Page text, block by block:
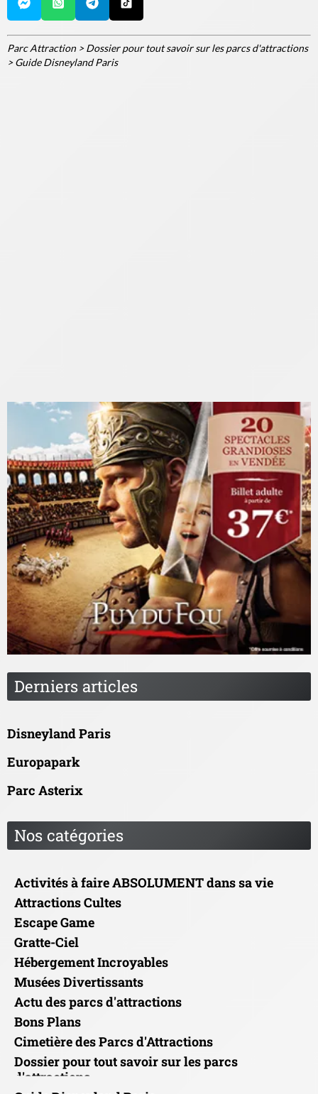
Parc Attraction >Dossier pour tout savoir sur les parcs d'attractions
>Guide Disneyland Paris
Derniers articles
Disneyland Paris
Europapark
Parc Asterix
Nos catégories
Activités à faire ABSOLUMENT dans sa vie
Attractions Cultes
Escape Game
Gratte-Ciel
Hébergement Incroyables
Musées Divertissants
Actu des parcs d'attractions
Bons Plans
Cimetière des Parcs d'Attractions
Dossier pour tout savoir sur les parcs
d'attractions